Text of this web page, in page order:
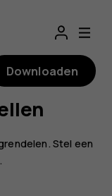
Downloaden
Stel een